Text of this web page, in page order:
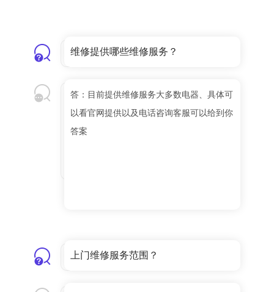
维修提供哪些维修服务？
答：目前提供维修服务大多数电器、具体可
以看官网提供以及电话咨询客服可以给到你
答案
上门维修服务范围？